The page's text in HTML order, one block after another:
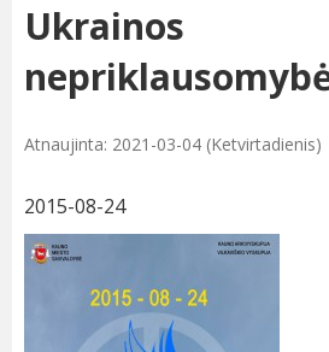
Ukrainos
Atnaujinta: 2021-03-04 (Ketvirtadienis)
2015-08-24